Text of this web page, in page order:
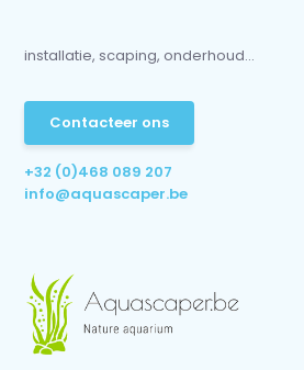
installatie, scaping, onderhoud...
Contacteer ons
+32 (0)468 089 207
info@aquascaper.be